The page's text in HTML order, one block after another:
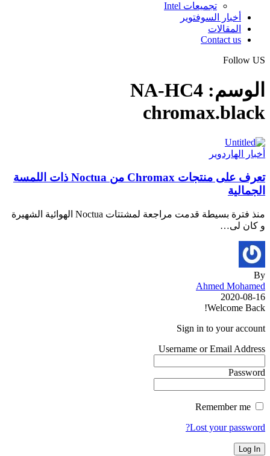
تجميعات Intel
أخبار السوفتوير
المقالات
Contact us
Follow US
الوسم: NA-HC4
chromax.black
أخبار الهاردوير
تعرف على منتجات Chromax من Noctua ذات اللمسة
الجمالية
منذ فترة بسيطة قدمت مراجعة لمشتتات Noctua الهوائية الشهيرة
و كان لى…
By
Ahmed Mohamed
2020-08-16
Welcome Back!
Sign in to your account
Username or Email Address
Password
Lost your password?